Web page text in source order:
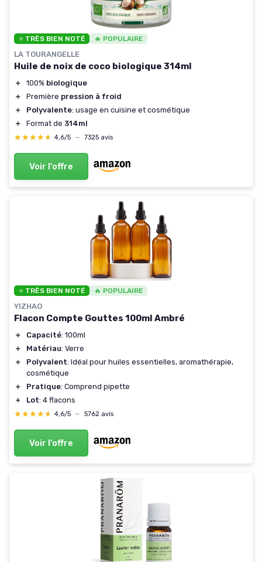
⭐ TRÈS BIEN NOTÉ 🔥 POPULAIRE
LA TOURANGELLE
Huile de noix de coco biologique 314ml
＋ 100% biologique
＋
Première pression à froid
＋
Polyvalente: usage en cuisine et cosmétique
＋
Format de 314ml
★★★★★
★★★★★ 4,6/5 — 7325 avis
Voir l'offre
⭐ TRÈS BIEN NOTÉ 🔥 POPULAIRE
YIZHAO
Flacon Compte Gouttes 100ml Ambré
＋ Capacité: 100ml
＋
Matériau: Verre
＋
Polyvalent: Idéal pour huiles essentielles, aromathérapie,
cosmétique
＋
Pratique: Comprend pipette
＋
Lot: 4 flacons
★★★★★
★★★★★ 4,6/5 — 5762 avis
Voir l'offre